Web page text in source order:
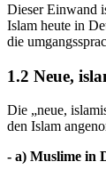
Dieser Einwand
Islam heute in
die
1.2 Neue,
Die „neue,
den Islam
- a) Muslime in